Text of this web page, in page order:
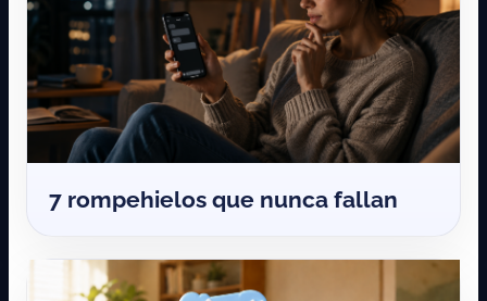
7 rompehielos que nunca fallan